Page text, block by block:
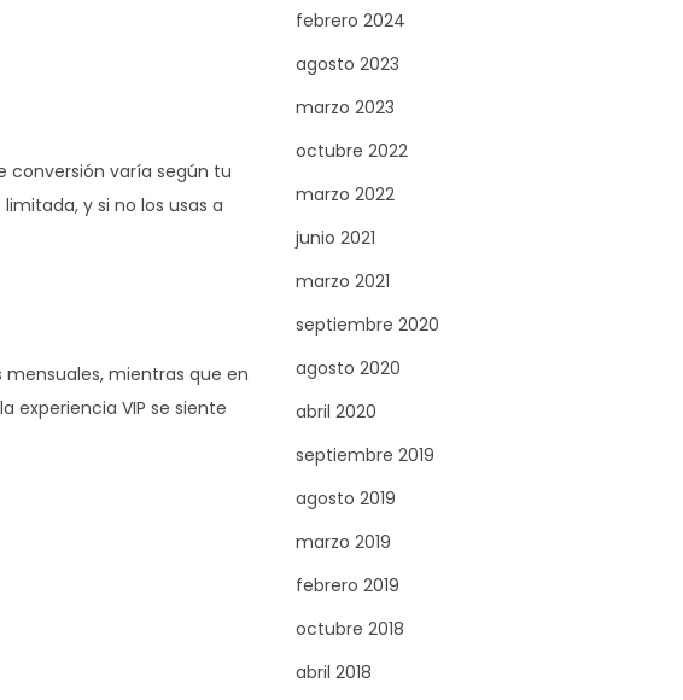
conversión varía según tu
y si no los usas a
mientras que en
experiencia VIP se siente
febrero 2024
agosto 2023
marzo 2023
octubre 2022
marzo 2022
junio 2021
marzo 2021
septiembre 2020
agosto 2020
abril 2020
septiembre 2019
agosto 2019
marzo 2019
febrero 2019
octubre 2018
abril 2018